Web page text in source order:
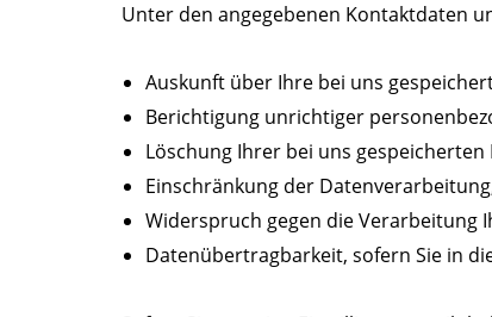
Unter den angegebenen Kontaktdaten
Auskunft über Ihre bei uns
Berichtigung unrichtiger
Löschung Ihrer bei uns gespeicherten
Einschränkung der
Widerspruch gegen die Verarbeitung
Datenübertragbarkeit, sofern Sie in